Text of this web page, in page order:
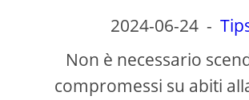
2024-06-24-
Non è necessario
compromessi su abiti